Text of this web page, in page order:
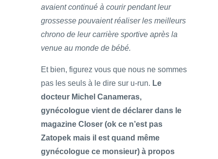
avaient continué à courir pendant leur
grossesse pouvaient réaliser les meilleurs
chrono de leur carrière sportive après la
venue au monde de bébé.
Et bien, figurez vous que nous ne sommes
pas les seuls à le dire sur u-run. Le
docteur Michel Canameras,
gynécologue vient de déclarer dans le
magazine Closer (ok ce n’est pas
Zatopek mais il est quand même
gynécologue ce monsieur) à propos